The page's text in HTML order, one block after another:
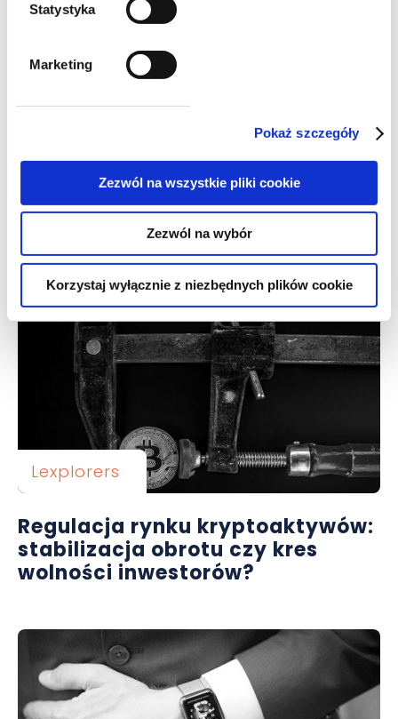
Statystyka
Marketing
Pokaż szczegóły
Zezwól na wszystkie pliki cookie
Zezwól na wybór
Korzystaj wyłącznie z niezbędnych plików cookie
Dzierżawa przedsiębiorstwa –
nieoczywisty sposób na
zagraniczną emeryturę
Lexplorers
Regulacja rynku kryptoaktywów:
stabilizacja obrotu czy kres
wolności inwestorów?